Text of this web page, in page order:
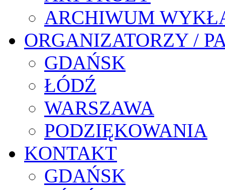
ARCHIWUM
ORGANIZATORZY /
GDAŃSK
ŁÓDŹ
WARSZAWA
PODZIĘKOWANIA
KONTAKT
GDAŃSK